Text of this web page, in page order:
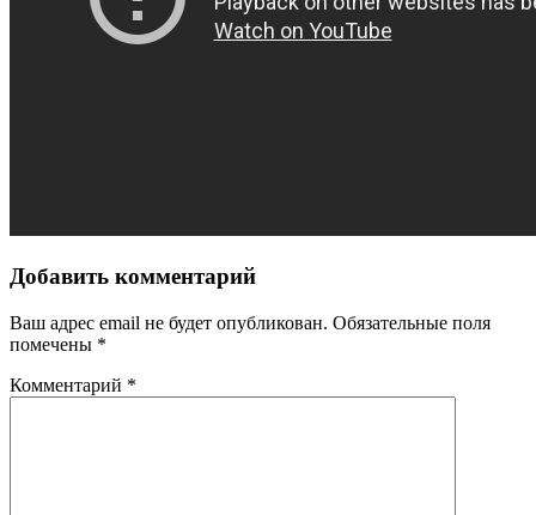
Добавить комментарий
Ваш адрес email не будет опубликован. Обязательные поля
помечены *
Комментарий *